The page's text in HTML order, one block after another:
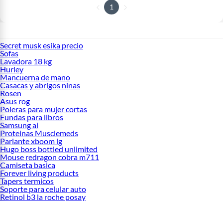
1
Secret musk esika precio
Sofas
Lavadora 18 kg
Hurley
Mancuerna de mano
Casacas y abrigos ninas
Rosen
Asus rog
Poleras para mujer cortas
Fundas para libros
Samsung ai
Proteinas Musclemeds
Parlante xboom lg
Hugo boss bottled unlimited
Mouse redragon cobra m711
Camiseta basica
Forever living products
Tapers termicos
Soporte para celular auto
Retinol b3 la roche posay